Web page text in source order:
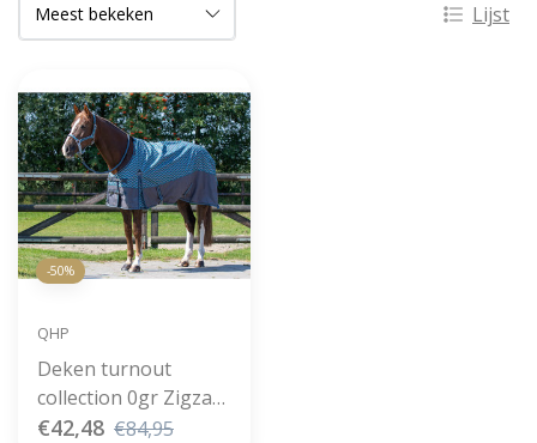
Lijst
-50%
QHP
Deken turnout
collection 0gr Zigzag
Grey
€42,48 €84,95